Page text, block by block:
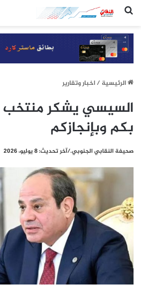
(النقابي الجنوبي:/خاص.)
الرئيسيِة/اخبار وتقارير
السيسي يشكر منتخب
بكم وبإنجازكم
صحيفة النقابي الجنوبي./آخر تحديث: 8 يوليو، 2026